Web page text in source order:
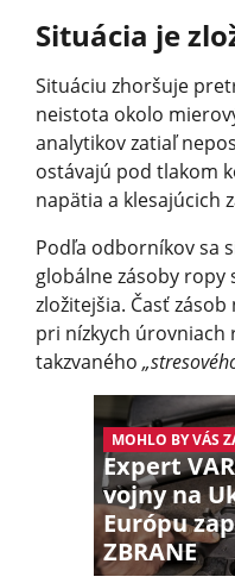
Situácia je
Situáciu zhoršuje
neistota okolo
analytikov zatiaľ
ostávajú pod tlakom
napätia a klesajúcich
Podľa odborníkov sa
globálne zásoby
zložitejšia. Časť
pri nízkych úrovniach
takzvaného
MOHLO BY VÁS
Expert
vojny na
Európu
ZBRANE